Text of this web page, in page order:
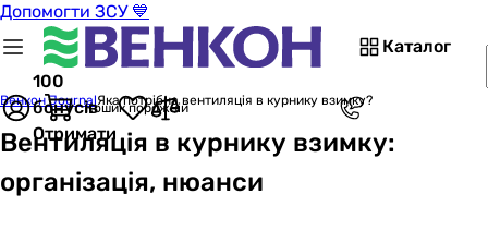
Допомогти ЗСУ 💙
Каталог
100
бонусів
Отримати
Кошик порожній
Венкон JournalЯка потрібна вентиляція в курнику взимку?
Вентиляція в курнику взимку:
організація, нюанси